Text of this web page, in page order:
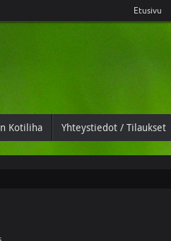
Etusivu
Kotiliha Yhteystiedot / Tilaukset